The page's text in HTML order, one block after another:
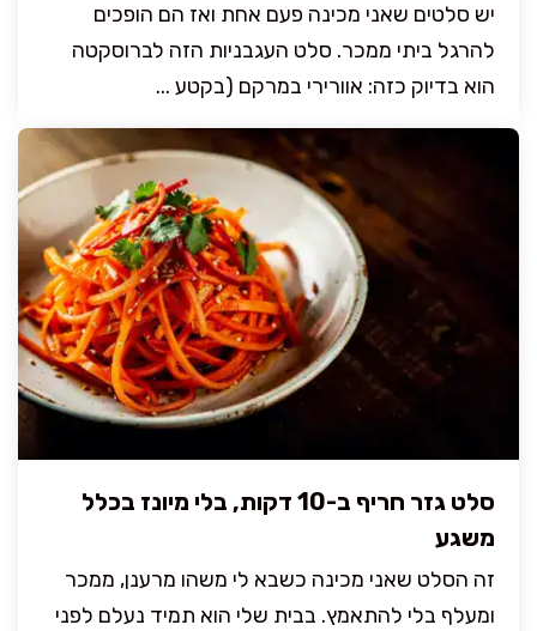
יש סלטים שאני מכינה פעם אחת ואז הם הופכים
להרגל ביתי ממכר. סלט העגבניות הזה לברוסקטה
הוא בדיוק כזה: אוורירי במרקם (בקטע ...
סלט גזר חריף ב-10 דקות, בלי מיונז בכלל
משגע
זה הסלט שאני מכינה כשבא לי משהו מרענן, ממכר
ומעלף בלי להתאמץ. בבית שלי הוא תמיד נעלם לפני